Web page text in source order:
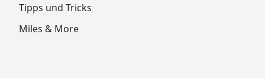
Tipps und Tricks
Miles & More